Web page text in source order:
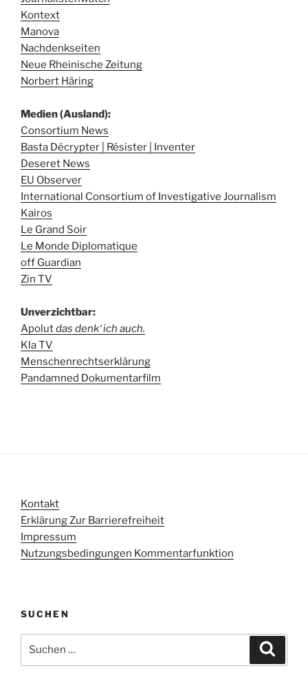
Kontext
Manova
Nachdenkseiten
Neue Rheinische Zeitung
Norbert Häring
Medien (Ausland):
Consortium News
Basta Décrypter | Résister | Inventer
Deseret News
EU Observer
International Consortium of Investigative Journalism
Kairos
Le Grand Soir
Le Monde Diplomatique
off Guardian
Zin TV
Unverzichtbar:
Apolutdas denk‘ ich auch.
Kla TV
Menschenrechtserklärung
Pandamned Dokumentarfilm
Kontakt
Erklärung Zur Barrierefreiheit
Impressum
Nutzungsbedingungen Kommentarfunktion
SUCHEN
nach: